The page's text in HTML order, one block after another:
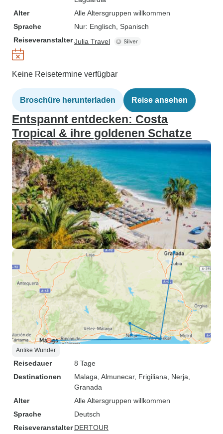
Alter
Alle Altersgruppen willkommen
Sprache
Nur: Englisch, Spanisch
ReiseveranstalterJulia Travel
Keine Reisetermine verfügbar
Broschüre herunterladen Reise ansehen
Entspannt entdecken: Costa
Tropical & ihre goldenen Schatze
Antike Wunder
Reisedauer
8 Tage
Destinationen
Malaga , Almunecar, Frigiliana , Nerja
Granada
Alter
Alle Altersgruppen willkommen
Sprache
Deutsch
Reiseveranstalter DERTOUR